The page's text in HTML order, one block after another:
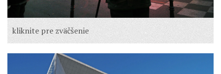
kliknite pre zväčšenie